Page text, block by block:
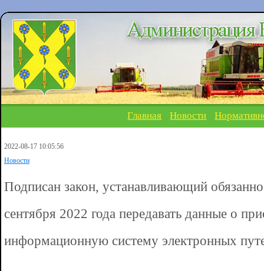
Главная Новости
2022-08-17 10:05:56
Новости
Подписан закон, устанавливающий
сентября 2022 года передавать данные о
информационную систему электронных